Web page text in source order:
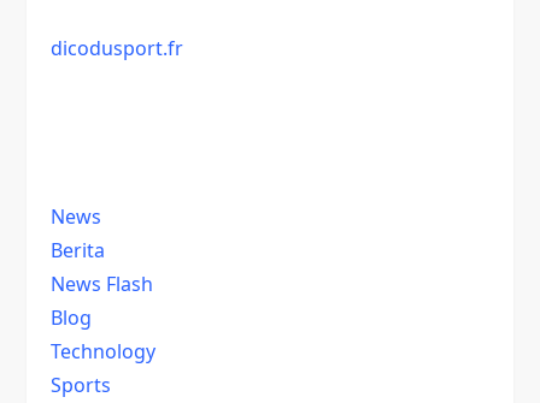
dicodusport.fr
News
Berita
News Flash
Blog
Technology
Sports